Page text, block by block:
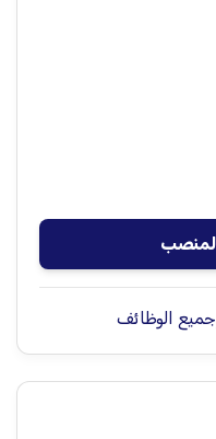
الوظائف